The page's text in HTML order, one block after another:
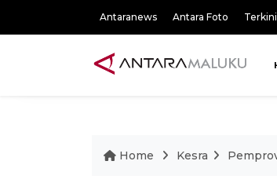
Antaranews Antara Foto Terkini
Home Kesra